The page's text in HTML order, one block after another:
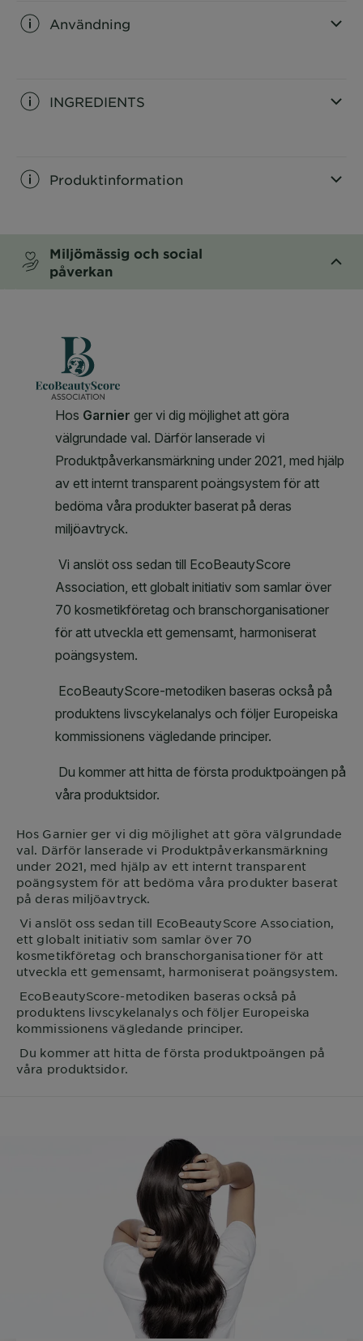
Användning
INGREDIENTS
Produktinformation
Miljömässig och social
påverkan
Hos Garnier ger vi dig möjlighet att göra välgrundade
val. Därför lanserade vi Produktpåverkansmärkning
under 2021, med hjälp av ett internt transparent
poängsystem för att bedöma våra produkter baserat
på deras miljöavtryck.
Vi anslöt oss sedan till EcoBeautyScore Association,
ett globalt initiativ som samlar över 70
kosmetikföretag och branschorganisationer för att
utveckla ett gemensamt, harmoniserat poängsystem.
EcoBeautyScore-metodiken baseras också på
produktens livscykelanalys och följer Europeiska
kommissionens vägledande principer.
Du kommer att hitta de första produktpoängen på
våra produktsidor.